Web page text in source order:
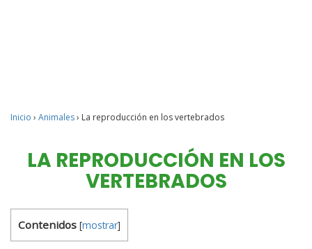
Inicio › Animales› La reproducción en los vertebrados
LA REPRODUCCIÓN EN LOS
VERTEBRADOS
Contenidos [mostrar]